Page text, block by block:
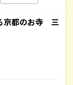
京都のお寺 三